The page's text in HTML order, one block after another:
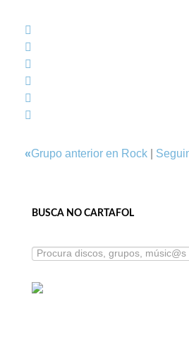
«Grupo anterior en Rock
BUSCA NO CARTAFOL